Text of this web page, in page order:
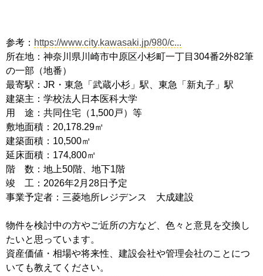
参考： https://www.city.kawasaki.jp/980/c...
所在地：神奈川県川崎市中原区小杉町一丁目304番2外82筆
の一部（地番）
最寄駅：JR・東急「武蔵小杉」駅、東急「新丸子」駅
建築主：学校法人日本医科大学
用 途：共同住宅（1,500戸）等
敷地面積：20,178.29㎡
建築面積：10,500㎡
延床面積：174,800㎡
階 数：地上50階、地下1階
竣 工：2026年2月28日予定
事業予定者：三菱地所レジデンス 大成建設
物件を検討中の方やご近所の方など、色々と意見を交換し
たいと思っています。
資産価値・相場や将来性、建設会社や管理会社のことにつ
いても教えてください。